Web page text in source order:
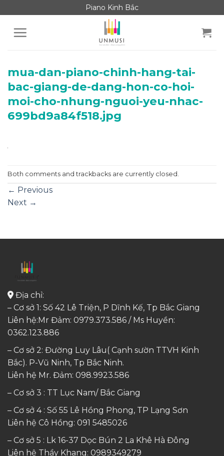
to
content
Piano Kinh Bắc
mua-dan-piano-chinh-hang-tai-
bac-giang-de-dang-hon-co-hoi-
moi-cho-nhung-nguoi-yeu-nhac-
699bd9a84f518.jpg
Both comments and trackbacks are currently closed.
← Previous
Next →
Địa chỉ:
– Cơ sở 1: Số 42 Lê Triện, P Dĩnh Kế, Tp Bắc Giang
Liên hệ:Mr Đảm: 0979.373.586 / Ms Huyền:
0362.123.886
– Cơ sở 2: Đường Luy Lâu( Cạnh sườn TTVH Kinh
Bắc). P-Vũ Ninh, Tp Bắc Ninh.
Liên hệ Mr. Đảm: 098.9923.586
– Cơ sở 3 : TT Lục Nam/ Bắc Giang
– Cơ sở 4 : Số 55 Lê Hồng Phong, TP Lạng Sơn
Liên hệ Cô Hồng: 091 5485026
– Cơ sở 5 : Lk 16-37 Dọc Bún 2 La Khê Hà Đông
Liên hệ Thầy Khang: 0989349279